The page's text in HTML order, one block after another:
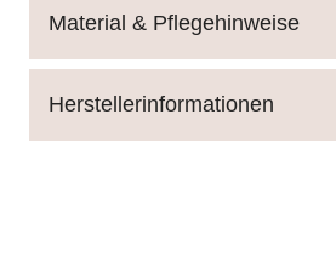
Material & Pflegehinweise
Herstellerinformationen